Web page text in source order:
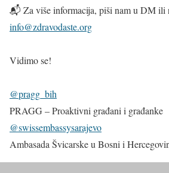
📬 Za više informacija, piši nam u DM ili
info@zdravodaste.org
Vidimo se!
@pragg_bih
PRAGG – Proaktivni građani i građanke
@swissembassysarajevo
Ambasada Švicarske u Bosni i